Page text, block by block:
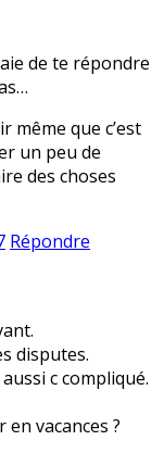
de te répondre
même que c’est
un peu de
des choses
Répondre
disputes.
c compliqué.
vacances ?